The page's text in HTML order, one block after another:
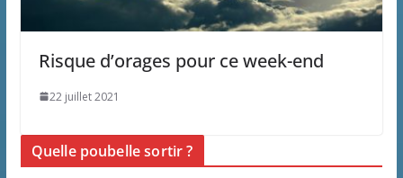
Risque d’orages pour ce week-end
22 juillet 2021
Quelle poubelle sortir ?